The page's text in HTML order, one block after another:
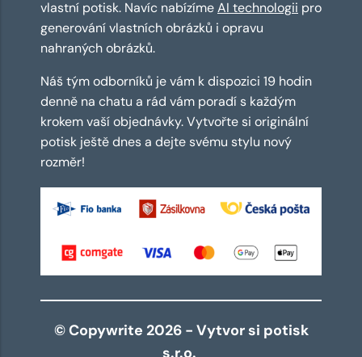
vlastní potisk. Navíc nabízímeAI technologii pro
generování vlastních obrázků i opravu
nahraných obrázků.
Náš tým odborníků je vám k dispozici 19 hodin
denně na chatu a rád vám poradí s každým
krokem vaší objednávky. Vytvořte si originální
potisk ještě dnes a dejte svému stylu nový
rozměr!
© Copywrite 2026 - Vytvor si potisk
s.r.o.